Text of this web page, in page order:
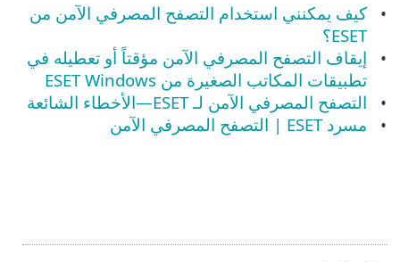
كيف يمكنني استخدام التصفح المصرفي الآمن من
ESET؟
إيقاف التصفح المصرفي الآمن مؤقتاً أو تعطيله في
تطبيقات المكاتب الصغيرة من ESET Windows
التصفح المصرفي الآمن لـ ESET—الأخطاء الشائعة
مسرد ESET | التصفح المصرفي الآمن